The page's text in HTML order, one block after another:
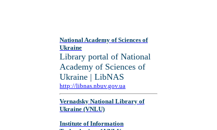
National Academy of Sciences of
Ukraine
Library portal of National
Academy of Sciences of
Ukraine | LibNAS
http://libnas.nbuv.gov.ua
Vernadsky National Library of
Ukraine (VNLU)
Institute of Information